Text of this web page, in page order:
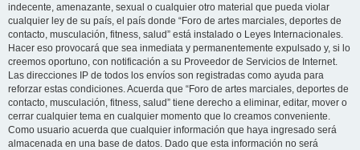
indecente, amenazante, sexual o cualquier otro material que pueda violar
cualquier ley de su país, el país donde “Foro de artes marciales, deportes de
contacto, musculación, fitness, salud” está instalado o Leyes Internacionales.
Hacer eso provocará que sea inmediata y permanentemente expulsado y, si lo
creemos oportuno, con notificación a su Proveedor de Servicios de Internet.
Las direcciones IP de todos los envíos son registradas como ayuda para
reforzar estas condiciones. Acuerda que “Foro de artes marciales, deportes de
contacto, musculación, fitness, salud” tiene derecho a eliminar, editar, mover o
cerrar cualquier tema en cualquier momento que lo creamos conveniente.
Como usuario acuerda que cualquier información que haya ingresado será
almacenada en una base de datos. Dado que esta información no será